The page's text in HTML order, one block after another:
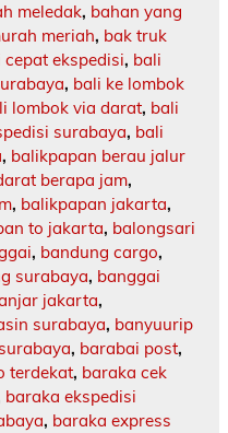
meledak, bahan yang
meriah, bak truk
cepat ekspedisi, bali
, bali ke lombok
lombok via darat, bali
surabaya, bali
, balikpapan berau jalur
berapa jam,
, balikpapan jakarta,
to jakarta, balongsari
, bandung cargo,
surabaya, banggai
jakarta,
surabaya, banyuurip
, barabai post,
terdekat, baraka cek
baraka ekspedisi
, baraka express